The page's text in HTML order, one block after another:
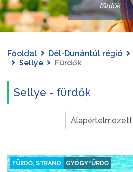
fürdők
Főoldal Dél-Dunántúl régió
Sellye
Fürdők
Sellye - fürdők
FÜRDŐ, STRAND GYÓGYFÜRDŐ